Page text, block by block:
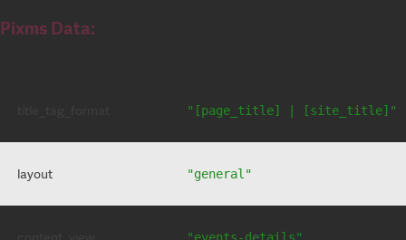
Pixms Data:
"[page_title] | [site_title]"
layout "general"
"events-details"